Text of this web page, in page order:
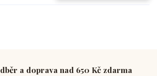
a doprava nad 650 Kč zdarma